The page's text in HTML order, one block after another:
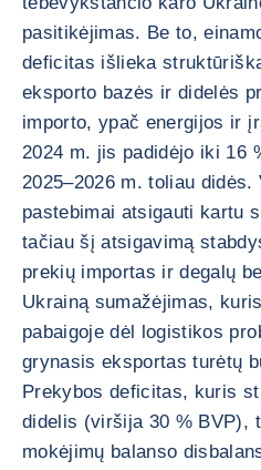
pasitikėjimas. Be to,
deficitas išlieka
eksporto bazės ir didelės
importo, ypač energijos ir
2024 m. jis padidėjo iki 16
2025–2026 m. toliau
pastebimai atsigauti kartu
tačiau šį atsigavimą
prekių importas ir degalų
Ukrainą sumažėjimas,
pabaigoje dėl logistikos
grynasis eksportas turėtų
Prekybos deficitas, kuris
didelis (viršija 30 % BVP),
mokėjimų balanso